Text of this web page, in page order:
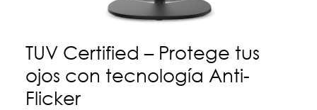
TUV Certified – Protege tus
ojos con tecnología Anti-
Flicker